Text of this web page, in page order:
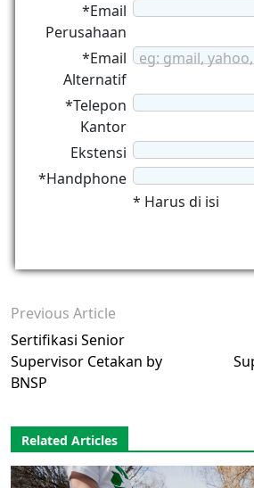
*Email
Perusahaan
*Email
Alternatif
eg: gmail,
*Telepon
Kantor
Ekstensi
*Handphone
* Harus di isi
Previous Article
Sertifikasi Senior
Supervisor Cetakan by
BNSP
Related Articles